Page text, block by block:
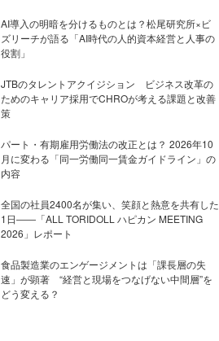
AI導入の明暗を分けるものとは？松尾研究所×ビ
ズリーチが語る「AI時代の人的資本経営と人事の
役割」
JTBのタレントアクイジション ビジネス改革の
ためのキャリア採用でCHROが考える課題と改善
策
パート・有期雇用労働法の改正とは？ 2026年10
月に変わる「同一労働同一賃金ガイドライン」の
内容
全国の社員2400名が集い、笑顔と熱意を共有した
1日――「ALL TORIDOLL ハピカン MEETING
2026」レポート
食品製造業のエンゲージメントは「課長層の失
速」が顕著 “経営と現場をつなげない中間層”を
どう変える？